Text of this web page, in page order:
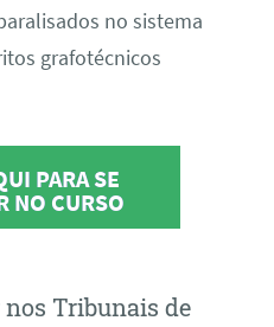
no sistema
grafotécnicos
PARA SE
NO CURSO
nos Tribunais de